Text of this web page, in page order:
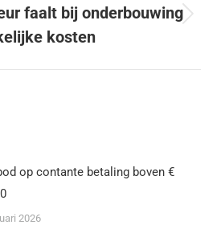
faalt bij onderbouwing
kosten
op contante betaling boven €
2026